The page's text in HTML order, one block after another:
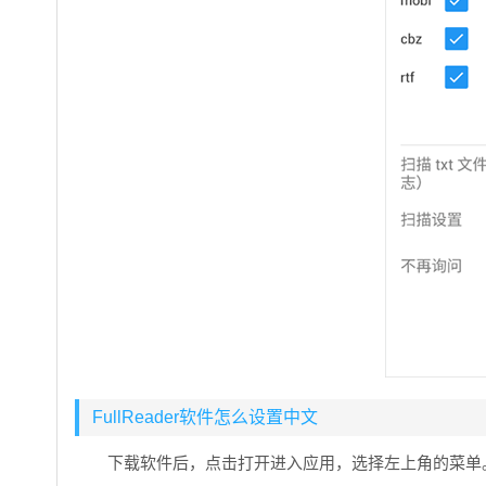
FullReader软件怎么设置中文
下载软件后，点击打开进入应用，选择左上角的菜单